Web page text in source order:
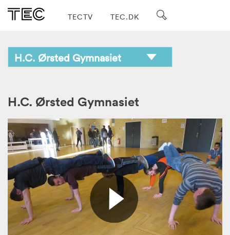
TECTV TEC.DK
H.C. Ørsted Gymnasiet